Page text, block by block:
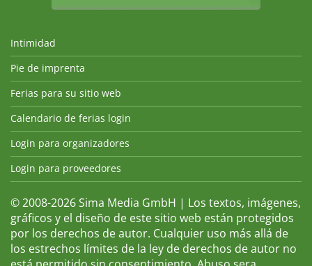
Intimidad
Pie de imprenta
Ferias para su sitio web
Calendario de ferias login
Login para organizadores
Login para proveedores
© 2008-2026 Sima Media GmbH | Los textos, imágenes,
gráficos y el diseño de este sitio web están protegidos
por los derechos de autor. Cualquier uso más allá de
los estrechos límites de la ley de derechos de autor no